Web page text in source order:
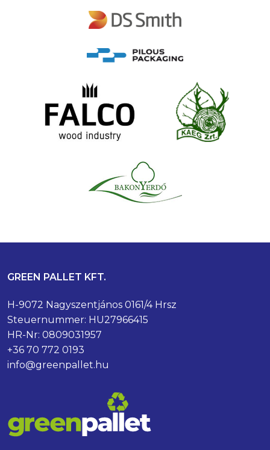
GREEN PALLET KFT.
H-9072 Nagyszentjános 0161/4 Hrsz
Steuernummer: HU27966415
HR-Nr: 0809031957
+36 70 772 0193
info@greenpallet.hu